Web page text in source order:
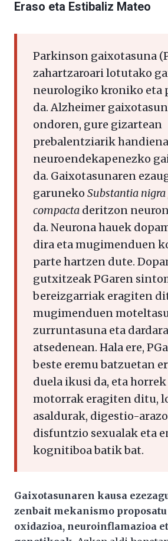
Eraso eta Estibaliz Mateo
Parkinson gaixotasuna
zahartzaroari lotutako
neurologiko kroniko eta
da. Alzheimer
ondoren, gure gizartean
prebalentziarik
neuroendekapenezko
da. Gaixotasunaren
garuneko Substantia nigra
compacta deritzon
da. Neurona hauek
dira eta mugimenduen
parte hartzen dute.
gutxitzeak PGaren
bereizgarriak eragiten
mugimenduen
zurruntasuna eta dardara
atsedenean. Hala ere,
beste eremu batzuetan
duela ikusi da, eta
motorrak eragiten ditu,
asaldurak, digestio-
disfuntzio sexualak eta
kognitiboa batik bat.
Gaixotasunaren kausa
zenbait mekanismo
oxidazioa, neuroinflamazioa